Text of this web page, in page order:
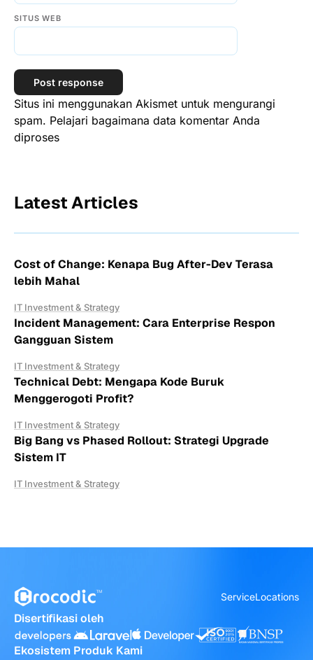
SITUS WEB
Situs ini menggunakan Akismet untuk mengurangi
spam. Pelajari bagaimana data komentar Anda
diproses
Latest Articles
Cost of Change: Kenapa Bug After-Dev Terasa
lebih Mahal
IT Investment & Strategy
Incident Management: Cara Enterprise Respon
Gangguan Sistem
IT Investment & Strategy
Technical Debt: Mengapa Kode Buruk
Menggerogoti Profit?
IT Investment & Strategy
Big Bang vs Phased Rollout: Strategi Upgrade
Sistem IT
IT Investment & Strategy
ServiceLocations
Disertifikasi oleh
Ekosistem Produk Kami